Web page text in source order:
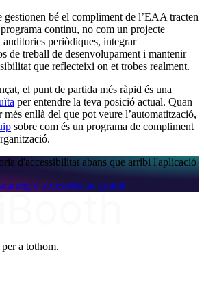
gestionen bé el compliment de l’EAA tracten
continu, no com un projecte
periòdiques, integrar
de treball de desenvolupament i mantenir
que reflecteixi on et trobes realment.
el punt de partida més ràpid és una
per entendre la teva posició actual. Quan
més enllà del que pot veure l’automatització,
sobre com és un programa de compliment
d'accessibilitat abans que arribi l'aplicació
d'accessibilitat gratuït
a tothom.